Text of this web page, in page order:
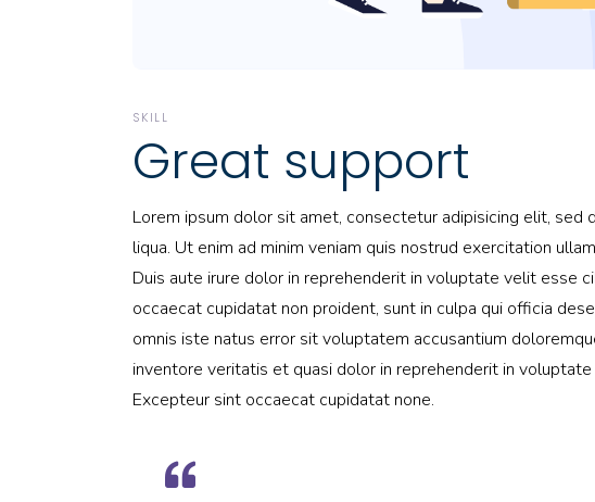
SKILL
Great support
Lorem ipsum dolor sit amet, consectetur adipisicing elit,
liqua. Ut enim ad minim veniam quis nostrud exercitation
Duis aute irure dolor in reprehenderit in voluptate velit esse
occaecat cupidatat non proident, sunt in culpa qui officia
omnis iste natus error sit voluptatem accusantium
inventore veritatis et quasi dolor in reprehenderit in
Excepteur sint occaecat cupidatat none.